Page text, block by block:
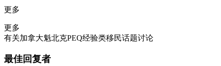
更多
更多
有关加拿大魁北克PEQ经验类移民话题讨论
最佳回复者